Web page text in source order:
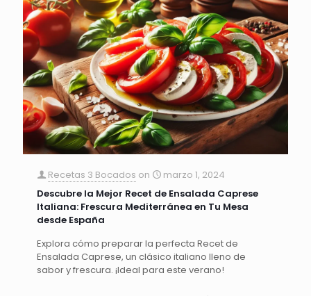
Recetas 3 Bocados on
marzo 1, 2024
Descubre la Mejor Recet de Ensalada Caprese
Italiana: Frescura Mediterránea en Tu Mesa
desde España
Explora cómo preparar la perfecta Recet de
Ensalada Caprese, un clásico italiano lleno de
sabor y frescura. ¡Ideal para este verano!